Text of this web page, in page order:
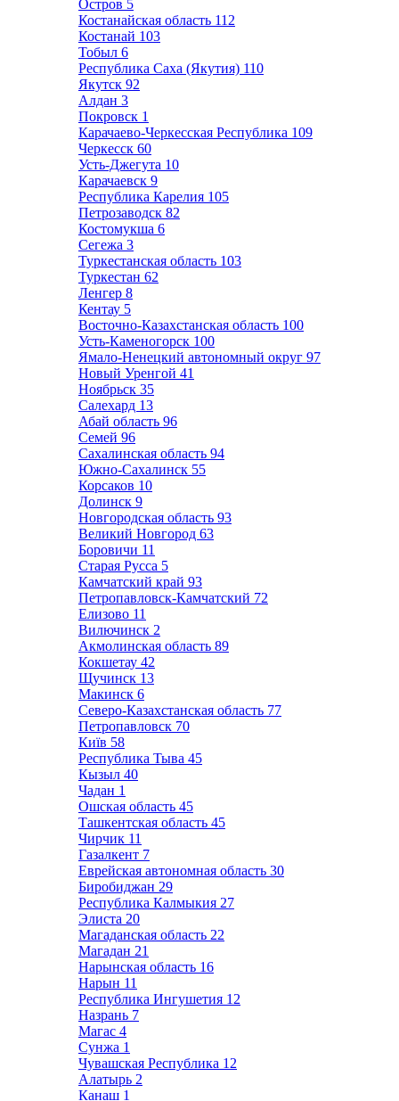
Остров 5
Костанайская область 112
Костанай 103
Тобыл 6
Республика Саха (Якутия) 110
Якутск 92
Алдан 3
Покровск 1
Карачаево-Черкесская Республика 109
Черкесск 60
Усть-Джегута 10
Карачаевск 9
Республика Карелия 105
Петрозаводск 82
Костомукша 6
Сегежа 3
Туркестанская область 103
Туркестан 62
Ленгер 8
Кентау 5
Восточно-Казахстанская область 100
Усть-Каменогорск 100
Ямало-Ненецкий автономный округ 97
Новый Уренгой 41
Ноябрьск 35
Салехард 13
Абай область 96
Семей 96
Сахалинская область 94
Южно-Сахалинск 55
Корсаков 10
Долинск 9
Новгородская область 93
Великий Новгород 63
Боровичи 11
Старая Русса 5
Камчатский край 93
Петропавловск-Камчатский 72
Елизово 11
Вилючинск 2
Акмолинская область 89
Кокшетау 42
Щучинск 13
Макинск 6
Северо-Казахстанская область 77
Петропавловск 70
Київ 58
Республика Тыва 45
Кызыл 40
Чадан 1
Ошская область 45
Ташкентская область 45
Чирчик 11
Газалкент 7
Еврейская автономная область 30
Биробиджан 29
Республика Калмыкия 27
Элиста 20
Магаданская область 22
Магадан 21
Нарынская область 16
Нарын 11
Республика Ингушетия 12
Назрань 7
Магас 4
Сунжа 1
Чувашская Республика 12
Алатырь 2
Канаш 1